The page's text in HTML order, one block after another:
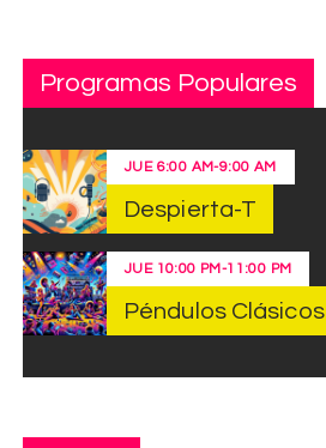
Programas Populares
JUE 6:00 AM-9:00 AM
Despierta-T
JUE 10:00 PM-11:00 PM
Péndulos Clásicos